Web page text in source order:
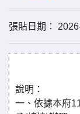
張貼日期：
說明：
一、依據本府